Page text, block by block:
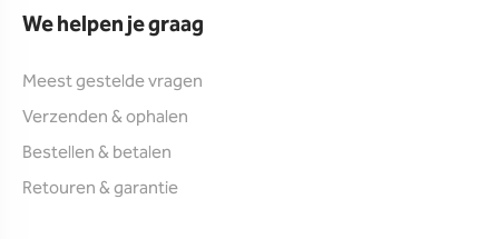
We helpen je graag
Meest gestelde vragen
Verzenden & ophalen
Bestellen & betalen
Retouren & garantie